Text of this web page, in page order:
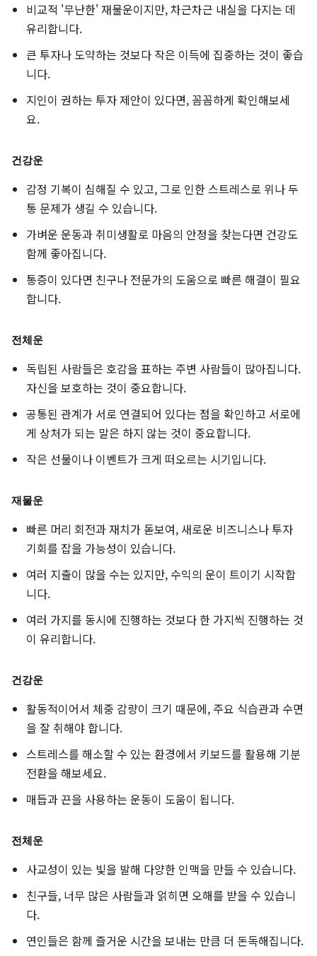
비교적 '무난한' 재물운이지만, 차근차근 내실을 다지는 데
유리합니다.
큰 투자나 도약하는 것보다 작은 이득에 집중하는 것이 좋습
니다.
지인이 권하는 투자 제안이 있다면, 꼼꼼하게 확인해보세
요.
건강운
감정 기복이 심해질 수 있고, 그로 인한 스트레스로 위나 두
통 문제가 생길 수 있습니다.
가벼운 운동과 취미생활로 마음의 안정을 찾는다면 건강도
함께 좋아집니다.
통증이 있다면 친구나 전문가의 도움으로 빠른 해결이 필요
합니다.
전체운
독립된 사람들은 호감을 표하는 주변 사람들이 많아집니다.
자신을 보호하는 것이 중요합니다.
공통된 관계가 서로 연결되어 있다는 점을 확인하고 서로에
게 상처가 되는 말은 하지 않는 것이 중요합니다.
작은 선물이나 이벤트가 크게 떠오르는 시기입니다.
재물운
빠른 머리 회전과 재치가 돋보여, 새로운 비즈니스나 투자
기회를 잡을 가능성이 있습니다.
여러 지출이 많을 수는 있지만, 수익의 운이 트이기 시작합
니다.
여러 가지를 동시에 진행하는 것보다 한 가지씩 진행하는 것
이 유리합니다.
건강운
활동적이어서 체중 감량이 크기 때문에, 주요 식습관과 수면
을 잘 취해야 합니다.
스트레스를 해소할 수 있는 환경에서 키보드를 활용해 기분
전환을 해보세요.
매듭과 끈을 사용하는 운동이 도움이 됩니다.
전체운
사교성이 있는 빛을 발해 다양한 인맥을 만들 수 있습니다.
친구들, 너무 많은 사람들과 얽히면 오해를 받을 수 있습니
다.
연인들은 함께 즐거운 시간을 보내는 만큼 더 돈독해집니다.